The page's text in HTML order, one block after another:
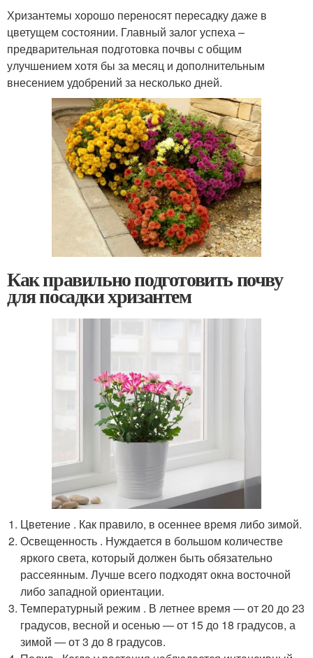
Хризантемы хорошо переносят пересадку даже в
цветущем состоянии. Главный залог успеха –
предварительная подготовка почвы с общим
улучшением хотя бы за месяц и дополнительным
внесением удобрений за несколько дней.
Как правильно подготовить почву
для посадки хризантем
Цветение . Как правило, в осеннее время либо зимой.
Освещенность . Нуждается в большом количестве
яркого света, который должен быть обязательно
рассеянным. Лучше всего подходят окна восточной
либо западной ориентации.
Температурный режим . В летнее время ― от 20 до 23
градусов, весной и осенью ― от 15 до 18 градусов, а
зимой ― от 3 до 8 градусов.